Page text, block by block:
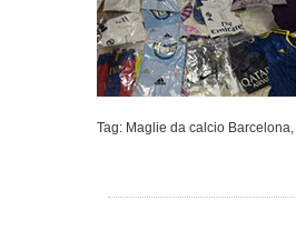
Tag: Maglie da calcio Barcelona,